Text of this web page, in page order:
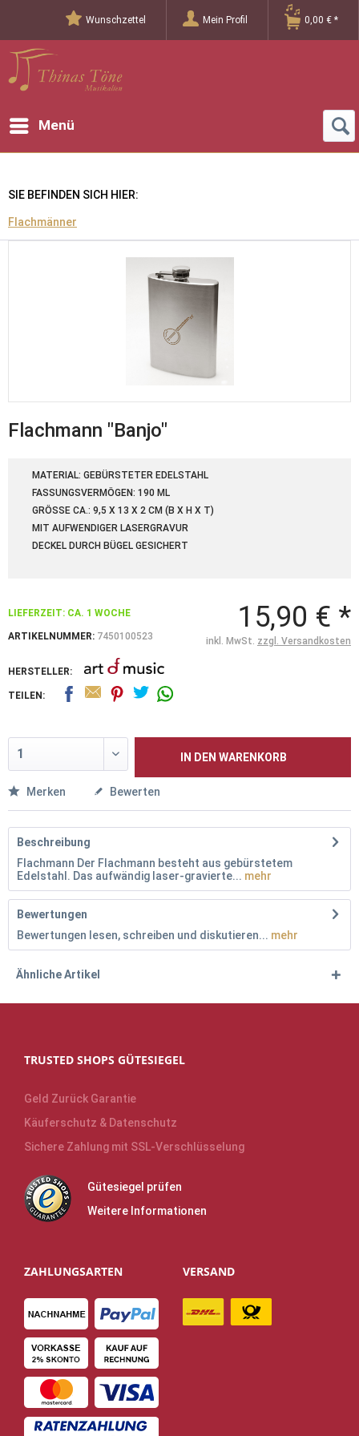
Wunschzettel Mein Profil 0,00 € *
Menü
SIE BEFINDEN SICH HIER:
Flachmänner
Flachmann "Banjo"
MATERIAL: GEBÜRSTETER EDELSTAHL
FASSUNGSVERMÖGEN: 190 ML
GRÖSSE CA.: 9,5 X 13 X 2 CM (B X H X T)
MIT AUFWENDIGER LASERGRAVUR
DECKEL DURCH BÜGEL GESICHERT
LIEFERZEIT: CA. 1 WOCHE
ARTIKELNUMMER: 7450100523
HERSTELLER:
15,90 € *
inkl. MwSt. zzgl. Versandkosten
TEILEN:
IN DEN WARENKORB
Merken Bewerten
Beschreibung
Flachmann Der Flachmann besteht aus gebürstetem
Edelstahl. Das aufwändig laser-gravierte... mehr
Bewertungen
Bewertungen lesen, schreiben und diskutieren... mehr
Ähnliche Artikel
TRUSTED SHOPS GÜTESIEGEL
Geld Zurück Garantie
Käuferschutz & Datenschutz
Sichere Zahlung mit SSL-Verschlüsselung
Gütesiegel prüfen
Weitere Informationen
ZAHLUNGSARTEN VERSAND